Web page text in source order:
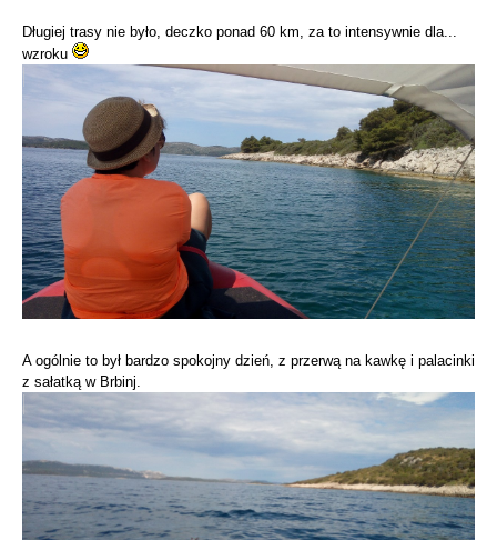
Długiej trasy nie było, deczko ponad 60 km, za to intensywnie dla...
wzroku
A ogólnie to był bardzo spokojny dzień, z przerwą na kawkę i palacinki
z sałatką w Brbinj.